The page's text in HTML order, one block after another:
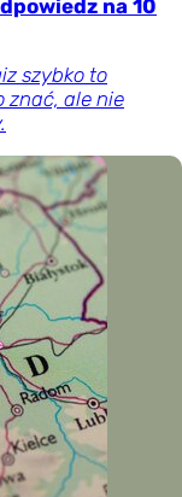
na 10
szybko to
znać, ale nie